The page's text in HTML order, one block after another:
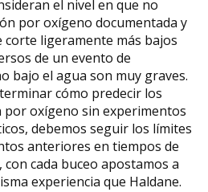
el nivel en que no
por oxígeno documentada y
corte ligeramente más bajos
de un evento de
bajo el agua son muy graves.
cómo predecir los
por oxígeno sin experimentos
debemos seguir los límites
anteriores en tiempos de
cada buceo apostamos a
experiencia que Haldane.